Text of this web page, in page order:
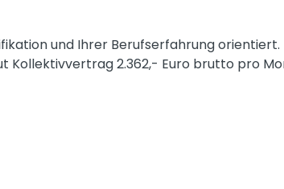
und Ihrer Berufserfahrung
2.362,- Euro brutto pro